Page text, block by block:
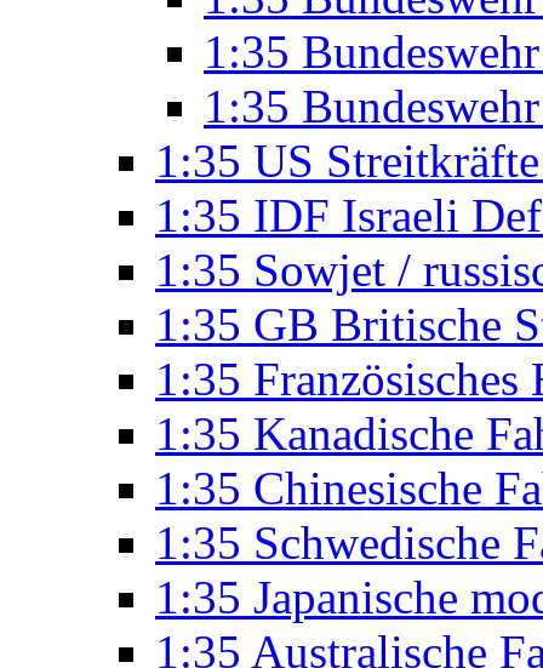
1:35
1:35
1:35 US
1:35 IDF Israeli
1:35 Sowjet /
1:35 GB Britische
1:35 Französisches
1:35 Kanadische
1:35 Chinesische
1:35 Schwedische
1:35 Japanische
1:35 Australische